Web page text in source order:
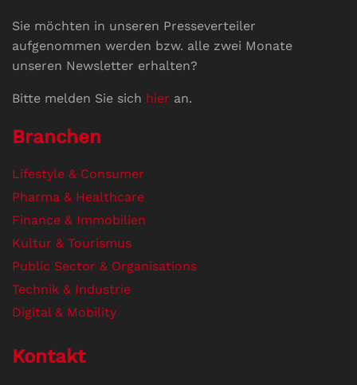
Sie möchten in unseren Presseverteiler
aufgenommen werden bzw. alle zwei Monate
unseren Newsletter erhalten?
Bitte melden Sie sich hier an.
Branchen
Lifestyle & Consumer
Pharma & Healthcare
Finance & Immobilien
Kultur & Tourismus
Public Sector & Organisations
Technik & Industrie
Digital & Mobility
Kontakt